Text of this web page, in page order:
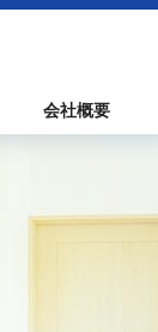
会社概要